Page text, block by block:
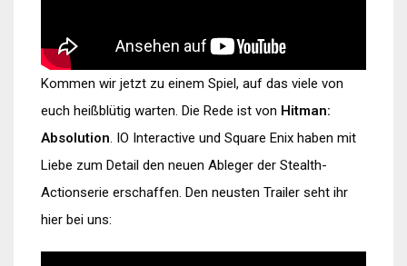
Kommen wir jetzt zu einem Spiel, auf das viele von
euch heißblütig warten. Die Rede ist von Hitman:
Absolution. IO Interactive und Square Enix haben mit
Liebe zum Detail den neuen Ableger der Stealth-
Actionserie erschaffen. Den neusten Trailer seht ihr
hier bei uns: